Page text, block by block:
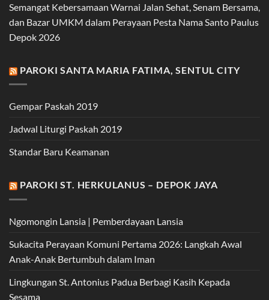
Semangat Kebersamaan Warnai Jalan Sehat, Senam Bersama,
dan Bazar UMKM dalam Perayaan Pesta Nama Santo Paulus
Depok 2026
PAROKI SANTA MARIA FATIMA, SENTUL CITY
Gempar Paskah 2019
Jadwal Liturgi Paskah 2019
Standar Baru Keamanan
PAROKI ST. HERKULANUS – DEPOK JAYA
Ngomongin Lansia | Pemberdayaan Lansia
Sukacita Perayaan Komuni Pertama 2026: Langkah Awal
Anak-Anak Bertumbuh dalam Iman
Lingkungan St. Antonius Padua Berbagi Kasih Kepada
Sesama